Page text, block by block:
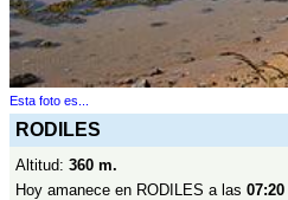
Esta foto es...
RODILES
Altitud: 360 m.
Hoy amanece en RODILES a las 07:20